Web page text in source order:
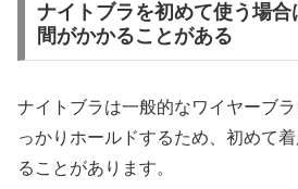
ナイトブラを初めて使う場
間がかかることがある
ナイトブラは一般的なワイヤーブ
っかりホールドするため、初めて
ることがあります。